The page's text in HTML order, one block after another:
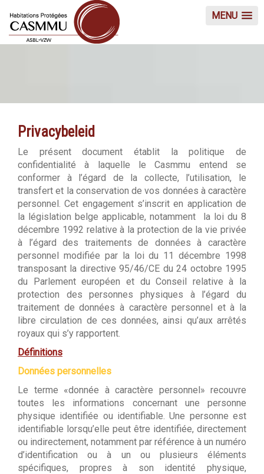
MENU
Privacybeleid
Le présent document établit la politique de
confidentialité à laquelle le Casmmu entend se
conformer à l’égard de la collecte, l’utilisation, le
transfert et la conservation de vos données à caractère
personnel. Cet engagement s’inscrit en application de
la législation belge applicable, notamment la loi du 8
décembre 1992 relative à la protection de la vie privée
à l’égard des traitements de données à caractère
personnel modifiée par la loi du 11 décembre 1998
transposant la directive 95/46/CE du 24 octobre 1995
du Parlement européen et du Conseil relative à la
protection des personnes physiques à l’égard du
traitement de données à caractère personnel et à la
libre circulation de ces données, ainsi qu’aux arrêtés
royaux qui s’y rapportent.
Définitions
Données personnelles
Le terme «donnée à caractère personnel» recouvre
toutes les informations concernant une personne
physique identifiée ou identifiable. Une personne est
identifiable lorsqu’elle peut être identifiée, directement
ou indirectement, notamment par référence à un numéro
d’identification ou à un ou plusieurs éléments
spécifiques, propres à son identité physique,